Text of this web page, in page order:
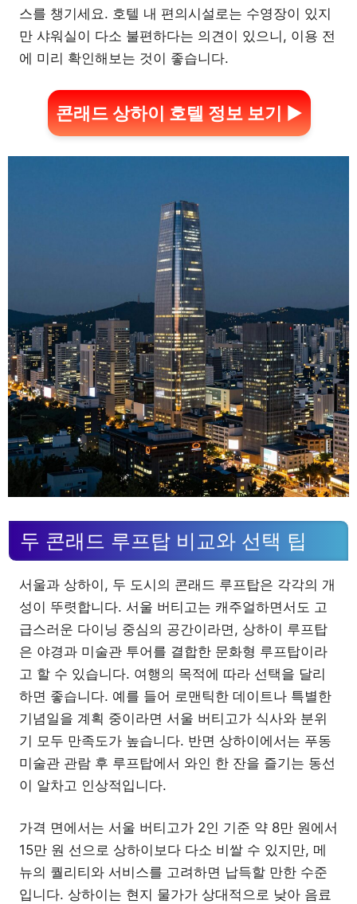
스를 챙기세요. 호텔 내 편의시설로는 수영장이 있지
만 샤워실이 다소 불편하다는 의견이 있으니, 이용 전
에 미리 확인해보는 것이 좋습니다.
콘래드 상하이 호텔 정보 보기 ▶
두 콘래드 루프탑 비교와 선택 팁
서울과 상하이, 두 도시의 콘래드 루프탑은 각각의 개
성이 뚜렷합니다. 서울 버티고는 캐주얼하면서도 고
급스러운 다이닝 중심의 공간이라면, 상하이 루프탑
은 야경과 미술관 투어를 결합한 문화형 루프탑이라
고 할 수 있습니다. 여행의 목적에 따라 선택을 달리
하면 좋습니다. 예를 들어 로맨틱한 데이트나 특별한
기념일을 계획 중이라면 서울 버티고가 식사와 분위
기 모두 만족도가 높습니다. 반면 상하이에서는 푸동
미술관 관람 후 루프탑에서 와인 한 잔을 즐기는 동선
이 알차고 인상적입니다.
가격 면에서는 서울 버티고가 2인 기준 약 8만 원에서
15만 원 선으로 상하이보다 다소 비쌀 수 있지만, 메
뉴의 퀄리티와 서비스를 고려하면 납득할 만한 수준
입니다. 상하이는 현지 물가가 상대적으로 낮아 음료